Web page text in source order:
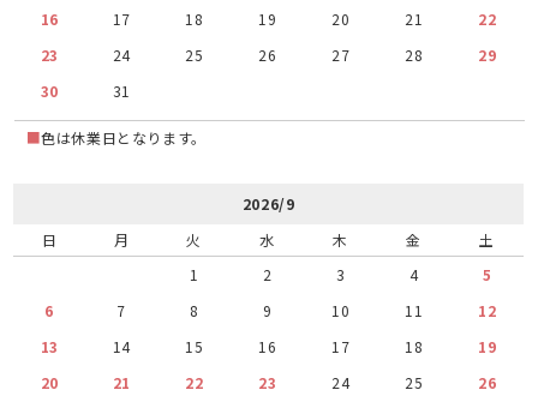
16
17 18 19 20 21
22
23
24 25 26 27 28
29
30
31
■色は休業日となります。
2026/9
日
月 火 水 木 金
土
1
2 3 4
5
6
7 8 9 10 11
12
13
14 15 16 17 18
19
20
21 22 23 24 25
26